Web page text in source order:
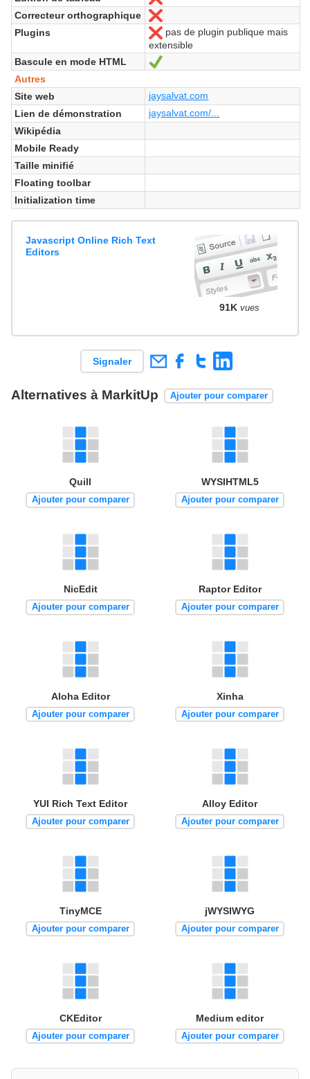
Correcteur orthographique
Non
Plugins
Non
pas de plugin publique mais
extensible
Bascule en mode HTML
Autres
Site web
jaysalvat.com
Lien de démonstration
jaysalvat.com/...
Wikipédia
Mobile Ready
Taille minifié
Floating toolbar
Initialization time
Javascript Online Rich Text
Editors
91K vues
Signaler
Alternatives à MarkitUp Ajouter pour comparer
Quill
Ajouter pour comparer
WYSIHTML5
Ajouter pour comparer
NicEdit
Ajouter pour comparer
Raptor Editor
Ajouter pour comparer
Aloha Editor
Ajouter pour comparer
Xinha
Ajouter pour comparer
YUI Rich Text Editor
Ajouter pour comparer
Alloy Editor
Ajouter pour comparer
TinyMCE
Ajouter pour comparer
jWYSIWYG
Ajouter pour comparer
CKEditor
Ajouter pour comparer
Medium editor
Ajouter pour comparer